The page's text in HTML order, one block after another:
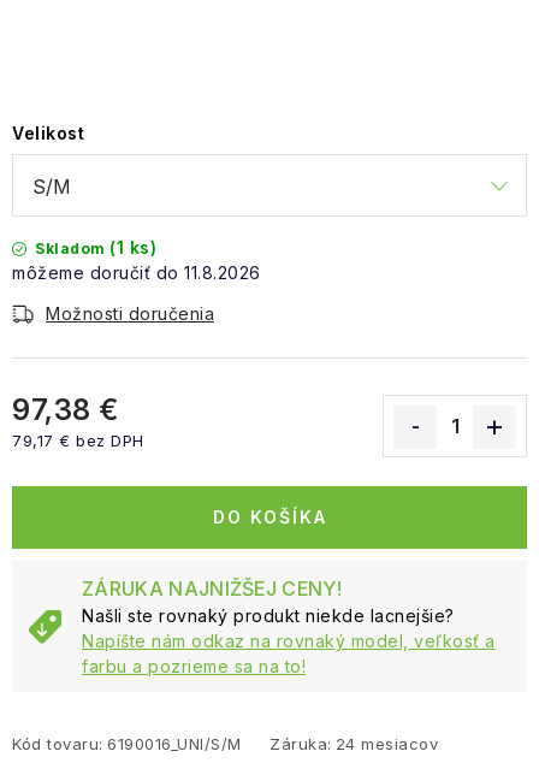
Moja objednávka
Velikost
Skladom (1 ks)
11.8.2026
Možnosti doručenia
97,38 €
79,17 € bez DPH
DO KOŠÍKA
ZÁRUKA NAJNIŽŠEJ CENY!
Našli ste rovnaký produkt niekde lacnejšie?
Napíšte nám odkaz na rovnaký model, veľkosť a
farbu a pozrieme sa na to!
Kód tovaru: 6190016_UNI/S/M Záruka: 24 mesiacov